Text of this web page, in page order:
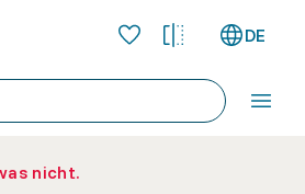
DE
nicht.